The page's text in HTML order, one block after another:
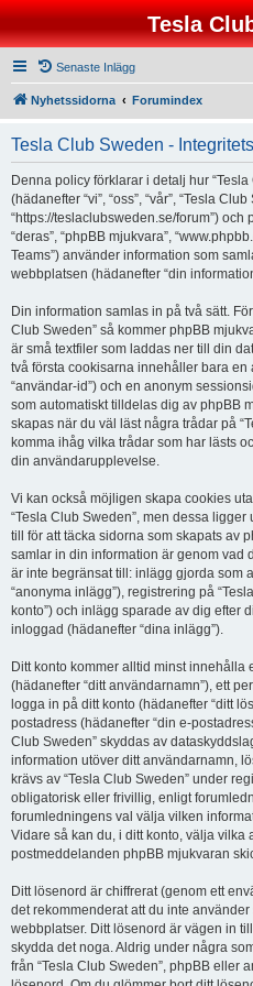
Tesla
Senaste Inlägg
Nyhetssidorna Forumindex
Tesla Club Sweden -
Denna policy förklarar i detalj hur
(hädanefter “vi”, “oss”, “vår”, “Tesla
“https://teslaclubsweden.se/forum”) och
“deras”, “phpBB mjukvara”,
Teams”) använder information som
webbplatsen (hädanefter “din
Din information samlas in på två sätt.
Club Sweden” så kommer phpBB
är små textfiler som laddas ner till din
två första cookisarna innehåller bara
“användar-id”) och en anonym
som automatiskt tilldelas dig av phpBB
skapas när du väl läst några trådar på
komma ihåg vilka trådar som har lästs
din användarupplevelse.
Vi kan också möjligen skapa cookies
“Tesla Club Sweden”, men dessa
till för att täcka sidorna som skapats av
samlar in din information är genom vad
är inte begränsat till: inlägg gjorda som
“anonyma inlägg”), registrering på
konto”) och inlägg sparade av dig efter
inloggad (hädanefter “dina inlägg”).
Ditt konto kommer alltid minst innehålla
(hädanefter “ditt användarnamn”), ett
logga in på ditt konto (hädanefter “ditt
postadress (hädanefter “din e-
Club Sweden” skyddas av
information utöver ditt användarnamn,
krävs av “Tesla Club Sweden” under
obligatorisk eller frivillig, enligt
forumledningens val välja vilken
Vidare så kan du, i ditt konto, välja vilka
postmeddelanden phpBB mjukvaran
Ditt lösenord är chiffrerat (genom ett
det rekommenderat att du inte
webbplatser. Ditt lösenord är vägen in
skydda det noga. Aldrig under några
från “Tesla Club Sweden”, phpBB eller